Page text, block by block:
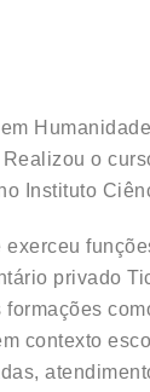
o
Instituto
exerceu
privado
contexto